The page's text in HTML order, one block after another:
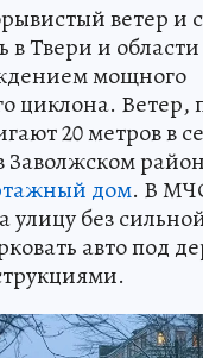
ветер и
в Твери и
мощного
циклона. Ветер,
20 метров в
Заволжском
дом. В
улицу без
авто под